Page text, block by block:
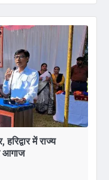
में राज्य
आगाज